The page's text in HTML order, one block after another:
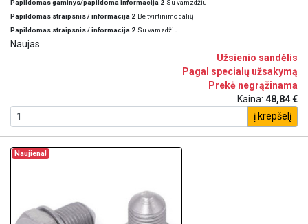
Papildomas gaminys/papildoma informacija 2 Su vamzdžiu
Papildomas straipsnis / informacija 2 Be tvirtinimo dalių
Papildomas straipsnis / informacija 2 Su vamzdžiu
Naujas
Užsienio sandėlis
Pagal specialų užsakymą
Prekė negrąžinama
Kaina: 48,84 €
į krepšelį
Naujiena!